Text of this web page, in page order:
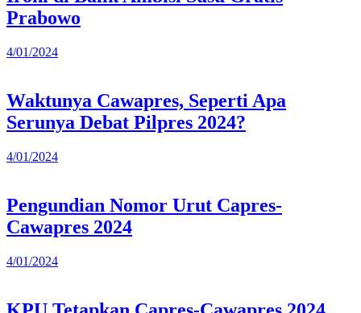
Prabowo
4/01/2024
Waktunya Cawapres, Seperti Apa
Serunya Debat Pilpres 2024?
4/01/2024
Pengundian Nomor Urut Capres-
Cawapres 2024
4/01/2024